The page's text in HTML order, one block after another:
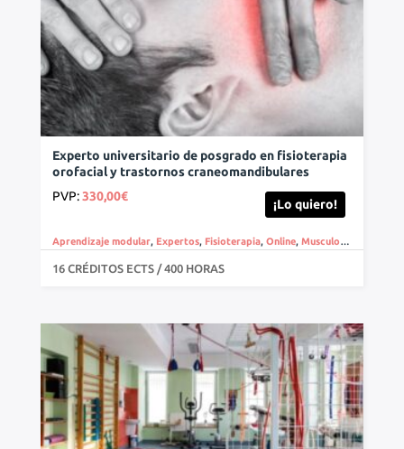
Experto universitario de posgrado en fisioterapia
orofacial y trastornos craneomandibulares
PVP: 330,00€
¡Lo quiero!
Aprendizaje modular, Expertos, Fisioterapia, Online, Musculoesquelético
16 CRÉDITOS ECTS / 400 HORAS